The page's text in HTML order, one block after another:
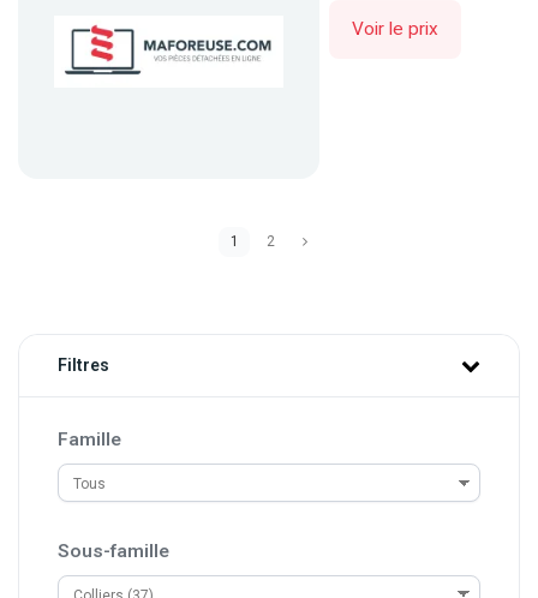
Voir le prix
1 2
Filtres
Famille
Sous-famille